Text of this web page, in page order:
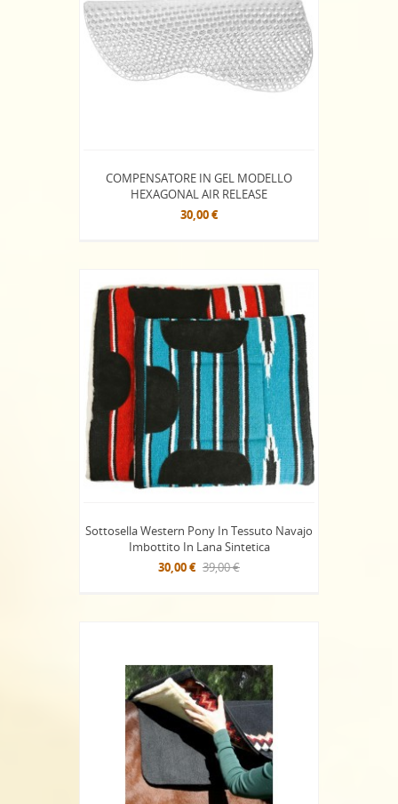
COMPENSATORE IN GEL MODELLO
HEXAGONAL AIR RELEASE
30,00 €
Sottosella Western Pony In Tessuto Navajo
Imbottito In Lana Sintetica
30,00 € 39,00 €